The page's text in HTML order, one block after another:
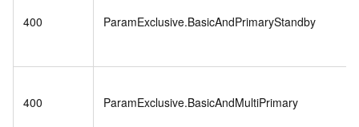
400 ParamExclusive.BasicAndPrimaryStandby
400 ParamExclusive.BasicAndMultiPrimary